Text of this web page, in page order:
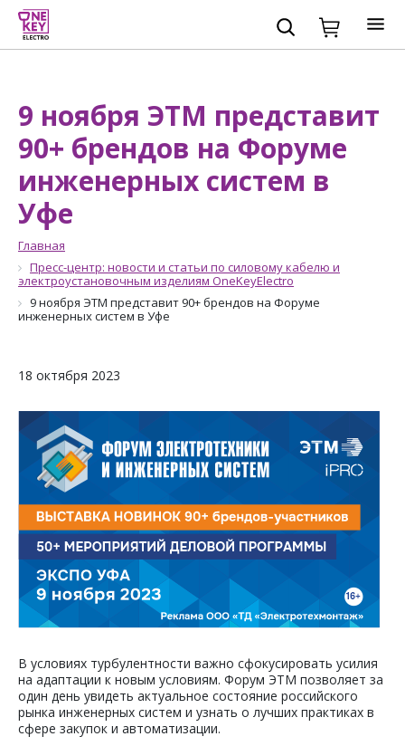
9 ноября ЭТМ представит
90+ брендов на Форуме
инженерных систем в
Уфе
Главная
Пресс-центр: новости и статьи по силовому кабелю и
электроустановочным изделиям OneKeyElectro
9 ноября ЭТМ представит 90+ брендов на Форуме
инженерных систем в Уфе
18 октября 2023
В условиях турбулентности важно сфокусировать усилия
на адаптации к новым условиям. Форум ЭТМ позволяет за
один день увидеть актуальное состояние российского
рынка инженерных систем и узнать о лучших практиках в
сфере закупок и автоматизации.